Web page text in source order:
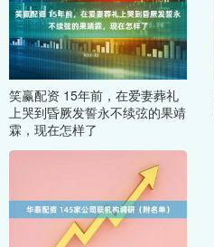
笑赢配资 15年前，在爱妻葬礼
上哭到昏厥发誓永不续弦的果靖
霖，现在怎样了